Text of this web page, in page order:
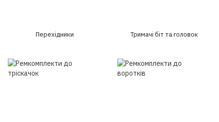
Перехідники Тримачі біт та головок